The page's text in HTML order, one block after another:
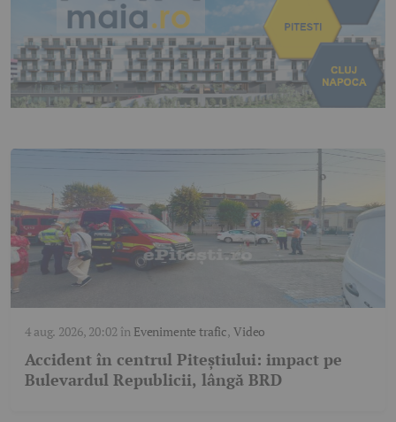
4 aug. 2026, 20:02 în Evenimente trafic,Video
Accident în centrul Piteștiului: impact pe
Bulevardul Republicii, lângă BRD